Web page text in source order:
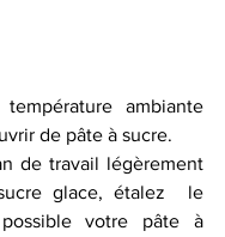
ambiante
de pâte à sucre.
de travail légèrement
glace, étalez  le
votre pâte à